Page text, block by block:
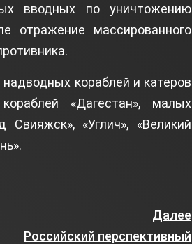
вводных по уничтожению
отражение массированного
кораблей и катеров
«Дагестан», малых
Свияжск», «Углич», «Великий
Далее
Российский перспективный